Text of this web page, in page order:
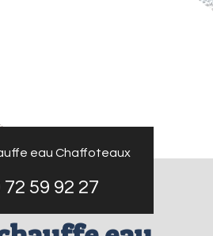
eau Chaffoteaux
72 59 92 27